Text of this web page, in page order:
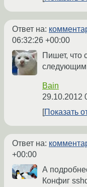
Ответ на:
06:32:26 +00:00
Пишет, что
следующим
Bain
29.10.2012
Показать
Ответ на:
+00:00
А
Конфиг